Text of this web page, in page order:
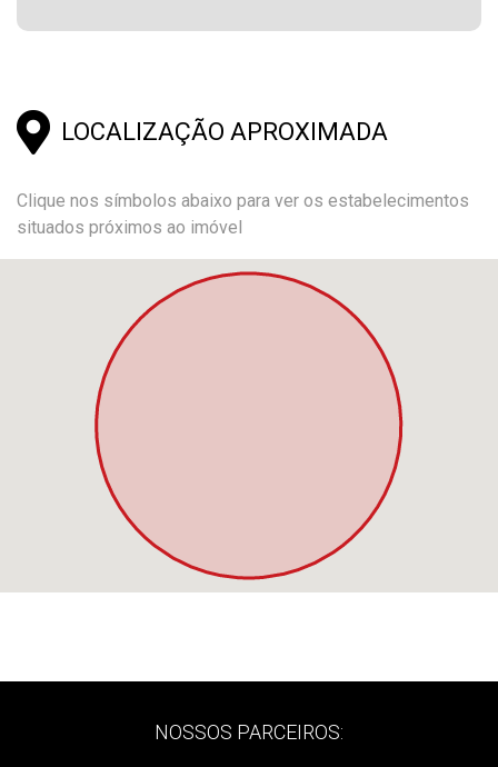
LOCALIZAÇÃO APROXIMADA
Clique nos símbolos abaixo para ver os estabelecimentos
situados próximos ao imóvel
NOSSOS PARCEIROS: